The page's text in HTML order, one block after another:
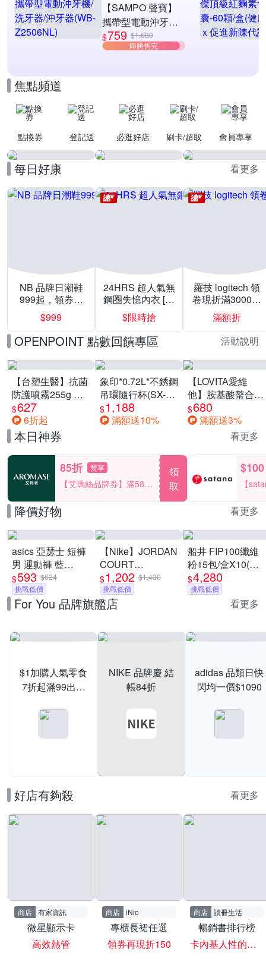
【SAMPO 聲寶】
攜帶型電動沖牙機/
洗牙器/沖牙器(WB-
Z2506NL)
$759 $1,680
即將售完
焦點頻道
點換券 登記送 必逛好店 刷卡/超取 會員專享
每日好康 看更多
NB 品牌日潮鞋
999起，領券折
上折 最高回饋
40%
$999
24HRS 超人氣無
鋼圈失憶內衣 [熱
銷好評]
$限時搶
羅技 logitech 領
卷現折滿3000折
300
滿額折
OPENPOINT 點數回饋專區 活動說明
【台塑生醫】抗菌
防護噴霧255g 三
入組
$627
6折起
象印*0.72L*不銹鋼
吊環隨行杯(SX-
LA72H)
$1,188
滿額送10%
【LOVITA愛維
他】胺基酸螯合鋅
x2瓶30mg素食錠
(鋅錠)
$680
滿額送3%
本日神券 看更多
85折 雙享
【艾瑪絲品牌券】滿580
領
取
$100
【
降價好物 看更多
asics 亞瑟士 短褲
男 運動褲 藍
2033B130-401
$593 $624
挑戰低價
【Nike】JORDAN
COURT
CONNECT LOW
休閒鞋 慢跑鞋 運
動鞋 男女/大童 A-
款
$1,202 $1,430
挑戰低價
船井 FIP100纖維
粉15包/盒X10(共
150日份)-調節血
脂/血糖/膽固醇_速
$4,280
挑戰低價
For You 品牌旗艦店 看更多
$1加購人氣零食
7折起滿99出貨
NIKE 品牌慶 結
帳84折
adidas 品類日快
閃均一價$1090
好店有夠殺 看更多
商店 有家資訊
微星顯示卡
高效熱管
商店 iNio
專櫃長裙任選
領券再現折150
商店 讀冊生活
暢銷書排行榜
卡內基人性的弱點